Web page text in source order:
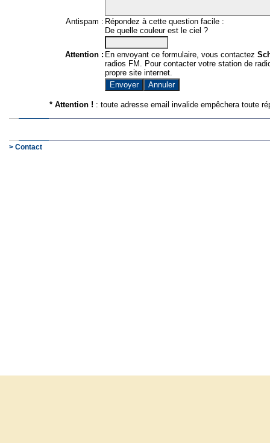
Antispam : Répondez à cette question facile :
De quelle couleur est le ciel ?
Attention : En envoyant ce formulaire, vous contactez
radios FM. Pour contacter votre station de
propre site internet.
* Attention ! : toute adresse email invalide empêchera toute
> Contact